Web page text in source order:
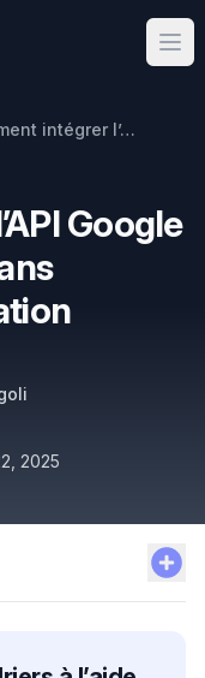
Comment intégrer l’API Google Calendar dans votre application
Google
2025